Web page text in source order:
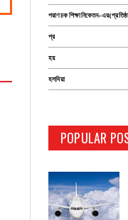
পরাণচক শিক্ষানিকেতন-
প্র
হয়
হলদিয়া
POPULAR
TEST PAGE